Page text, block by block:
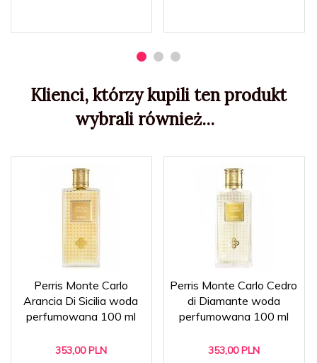
Klienci, którzy kupili ten produkt
wybrali również...
Perris Monte Carlo
Arancia Di Sicilia woda
perfumowana 100 ml
353,00 PLN
Perris Monte Carlo Cedro
di Diamante woda
perfumowana 100 ml
353,00 PLN